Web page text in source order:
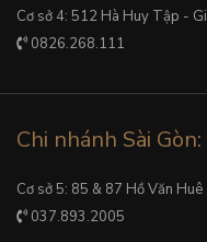
Cơ sở 4: 512 Hà Huy Tập -
0826.268.111
Chi nhánh Sài Gòn:
Cơ sở 5: 85 & 87 Hồ Văn
037.893.2005